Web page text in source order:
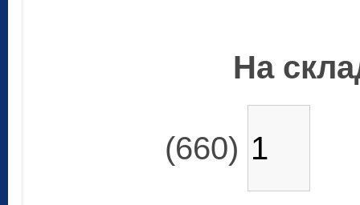
На
(660)